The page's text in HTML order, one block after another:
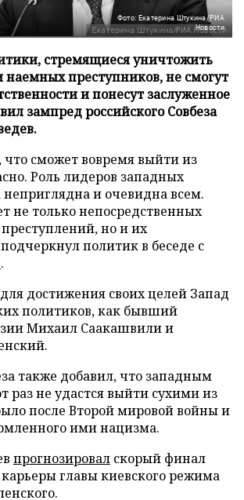
Фото: Екатерина Штукина/РИА
Новости
стремящиеся уничтожить
наемных преступников, не смогут
и понесут заслуженное
зампред российского Совбеза
что сможет вовремя выйти из
Роль лидеров западных
неприглядна и очевидна всем.
не только непосредственных
но и их
подчеркнул политик в беседе с
.
достижения своих целей Запад
политиков, как бывший
Михаил Саакашвили и
также добавил, что западным
раз не удастся выйти сухими из
после Второй мировой войны и
ими нацизма.
прогнозировал скорый финал
главы киевского режима